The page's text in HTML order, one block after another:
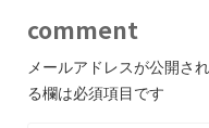
comment
メールアドレスが公開さ
る欄は必須項目です